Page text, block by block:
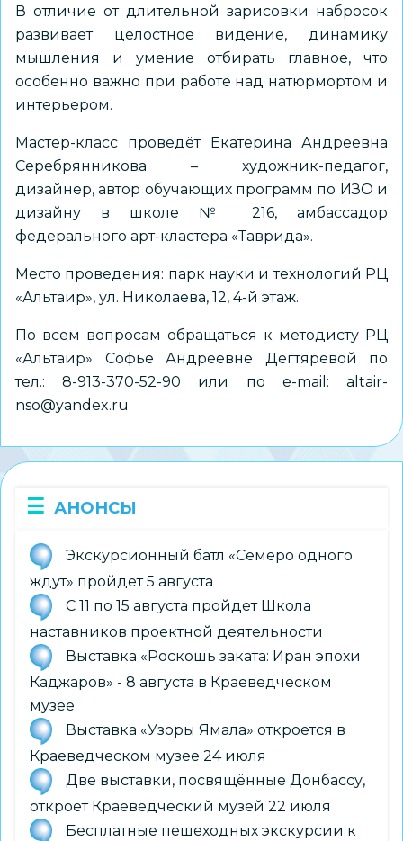
В отличие от длительной зарисовки набросок
развивает целостное видение, динамику
мышления и умение отбирать главное, что
особенно важно при работе над натюрмортом и
интерьером.
Мастер-класс проведёт Екатерина Андреевна
Серебрянникова – художник-педагог,
дизайнер, автор обучающих программ по ИЗО и
дизайну в школе № 216, амбассадор
федерального арт-кластера «Таврида».
Место проведения: парк науки и технологий РЦ
«Альтаир», ул. Николаева, 12, 4-й этаж.
По всем вопросам обращаться к методисту РЦ
«Альтаир» Софье Андреевне Дегтяревой по
тел.: 8-913-370-52-90 или по е-mail: altair-
nso@yandex.ru
АНОНСЫ
Экскурсионный батл «Семеро одного
ждут» пройдет 5 августа
С 11 по 15 августа пройдет Школа
наставников проектной деятельности
Выставка «Роскошь заката: Иран эпохи
Каджаров» - 8 августа в Краеведческом
музее
Выставка «Узоры Ямала» откроется в
Краеведческом музее 24 июля
Две выставки, посвящённые Донбассу,
откроет Краеведческий музей 22 июля
Бесплатные пешеходных экскурсии к